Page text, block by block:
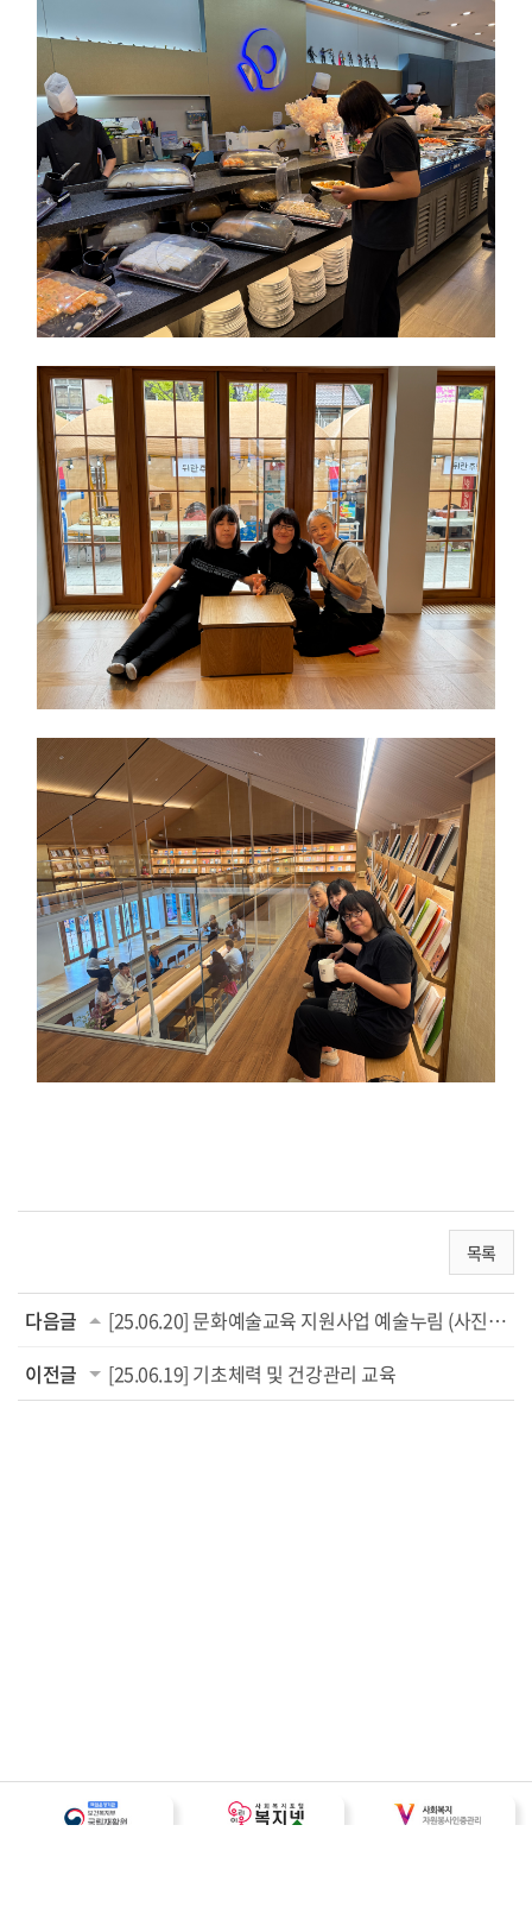
목록
다음글
[25.06.20] 문화예술교육 지원사업 예술누림 (사진으로 만나는 세상)
이전글
[25.06.19] 기초체력 및 건강관리 교육